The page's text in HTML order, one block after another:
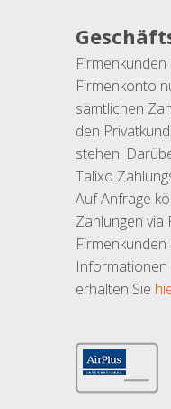
Firmenkonto
sämtlichen
den
stehen.
Talixo
Auf Anfrage
Zahlungen via
Informationen
erhalten Sie